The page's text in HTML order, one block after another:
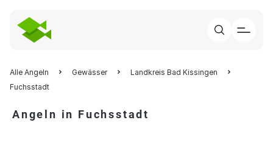
Alle Angeln Gewässer
Landkreis Bad Kissingen
Fuchsstadt
Angeln in Fuchsstadt